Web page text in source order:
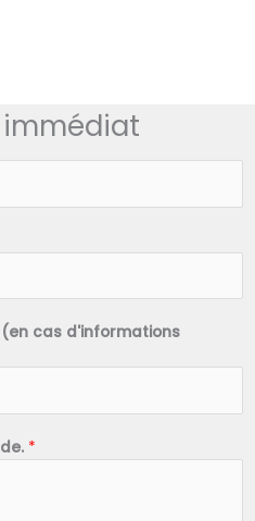
cas d'informations
*